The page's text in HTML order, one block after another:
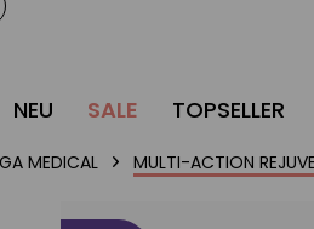
NEU SALE TOPSELLER
MEDICAL MULTI-ACTION